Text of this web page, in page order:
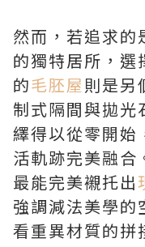
然而，若追求的
的獨特居所，選
的毛胚屋 則是另
制式隔間與拋光
繹得以從零開始
活軌跡完美融合
最能完美襯托出
強調減法美學的
看重異材質的拼